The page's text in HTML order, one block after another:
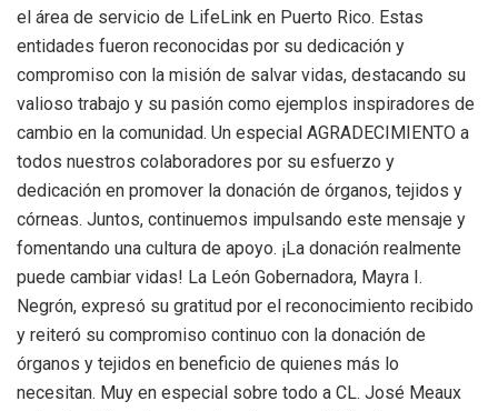
el área de servicio de LifeLink en Puerto Rico. Estas
entidades fueron reconocidas por su dedicación y
compromiso con la misión de salvar vidas, destacando su
valioso trabajo y su pasión como ejemplos inspiradores de
cambio en la comunidad. Un especial AGRADECIMIENTO a
todos nuestros colaboradores por su esfuerzo y
dedicación en promover la donación de órganos, tejidos y
córneas. Juntos, continuemos impulsando este mensaje y
fomentando una cultura de apoyo. ¡La donación realmente
puede cambiar vidas! La León Gobernadora, Mayra I.
Negrón, expresó su gratitud por el reconocimiento recibido
y reiteró su compromiso continuo con la donación de
órganos y tejidos en beneficio de quienes más lo
necesitan. Muy en especial sobre todo a CL. José Meaux